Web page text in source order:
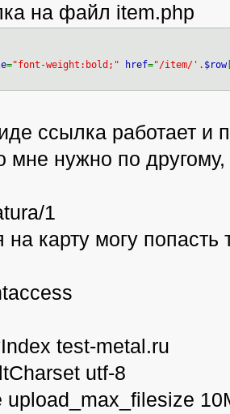
на файл item.php
="font-weight:bold;" href="/item/'. $row
ссылка работает и
мне нужно по
1
на карту могу попасть
test-metal.ru
utf-8
upload_max_filesize